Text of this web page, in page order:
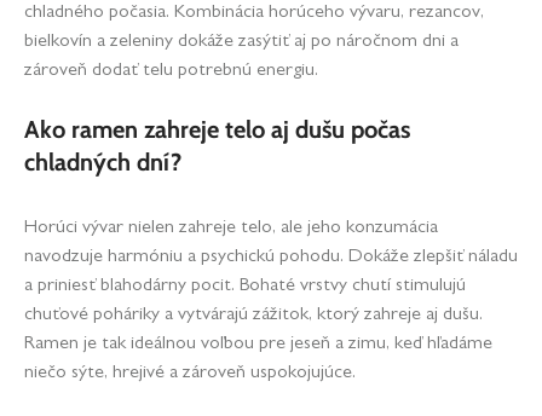
chladného počasia. Kombinácia horúceho vývaru, rezancov,
bielkovín a zeleniny dokáže zasýtiť aj po náročnom dni a
zároveň dodať telu potrebnú energiu.
Ako ramen zahreje telo aj dušu počas
chladných dní?
Horúci vývar nielen zahreje telo, ale jeho konzumácia
navodzuje harmóniu a psychickú pohodu. Dokáže zlepšiť náladu
a priniesť blahodárny pocit. Bohaté vrstvy chutí stimulujú
chuťové poháriky a vytvárajú zážitok, ktorý zahreje aj dušu.
Ramen je tak ideálnou voľbou pre jeseň a zimu, keď hľadáme
niečo sýte, hrejivé a zároveň uspokojujúce.